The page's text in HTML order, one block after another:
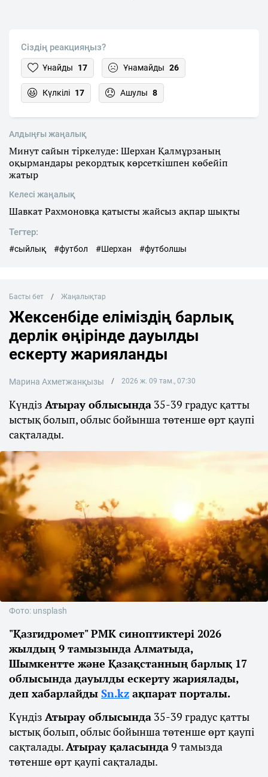
Сіздің реакцияңыз?
Ұнайды 17 Ұнамайды 26
Күлкілі 17 Ашулы 8
Алдыңғы жаңалық
Минут сайын тіркелуде: Шерхан Қалмұрзаның
оқырмандары рекордтық көрсеткішпен көбейіп
жатыр
Келесі жаңалық
Шавкат Рахмоновқа қатысты жайсыз ақпар шықты
Тегтер:
#сыйлық #футбол #Шерхан #футболшы
Басты бет Жаңалықтар
Жексенбіде еліміздің барлық
дерлік өңірінде дауылды
ескерту жарияланды
Марина Ахметжанқызы 2026 ж. 09 там., 07:30
Күндіз Атырау облысында 35-39 градус қатты
ыстық болып, облыс бойынша төтенше өрт қаупі
сақталады.
Фото: unsplash
"Қазгидромет" РМК синоптиктері 2026
жылдың 9 тамызында Алматыда,
Шымкентте және Қазақстанның барлық 17
облысында дауылды ескерту жариялады,
деп хабарлайды Sn.kz ақпарат порталы.
Күндіз Атырау облысында 35-39 градус қатты
ыстық болып, облыс бойынша төтенше өрт қаупі
сақталады.Атырау қаласында9 тамызда
төтенше өрт қаупі сақталады.